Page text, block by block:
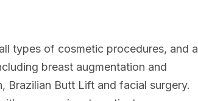
types of cosmetic procedures, and a
breast augmentation and
Brazilian Butt Lift and facial surgery.